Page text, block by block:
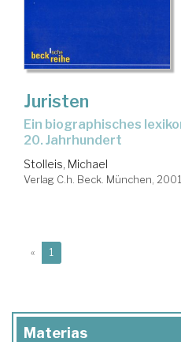
Juristen
ein biographisches lexikon von der antike bis zum
20. Jahrhundert
Stolleis, Michael
Verlag C.h. Beck. München, 2001
« 1
Materias